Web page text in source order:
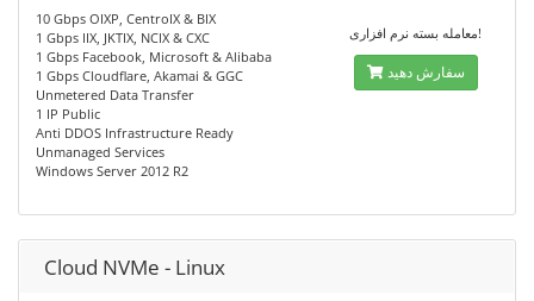
10 Gbps OIXP, CentroIX & BIX
1 Gbps IIX, JKTIX, NCIX & CXC
1 Gbps Facebook, Microsoft & Alibaba
1 Gbps Cloudflare, Akamai & GGC
Unmetered Data Transfer
1 IP Public
Anti DDOS Infrastructure Ready
Unmanaged Services
Windows Server 2012 R2
معامله بسته نرم افزاری!
سفارش دهید
Cloud NVMe - Linux